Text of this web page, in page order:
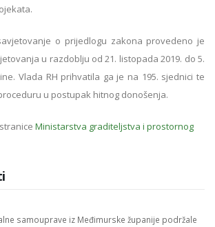
o prijedlogu zakona provedeno je
u razdoblju od 21. listopada 2019. do 5.
Vlada RH prihvatila ga je na 195. sjednici te
u postupak hitnog donošenja.
Ministarstva graditeljstva i prostornog
samouprave iz Međimurske županije podržale